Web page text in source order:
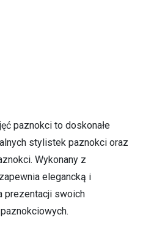
paznokci to doskonałe
stylistek paznokci oraz
Wykonany z
elegancką i
prezentacji swoich